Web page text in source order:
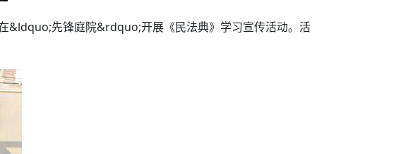
&ldquo;先锋庭院&rdquo;开展《民法典》学习宣传活动。活